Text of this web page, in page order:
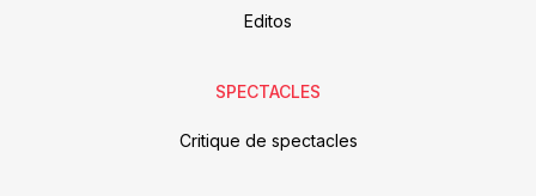
Editos
SPECTACLES
Critique de spectacles